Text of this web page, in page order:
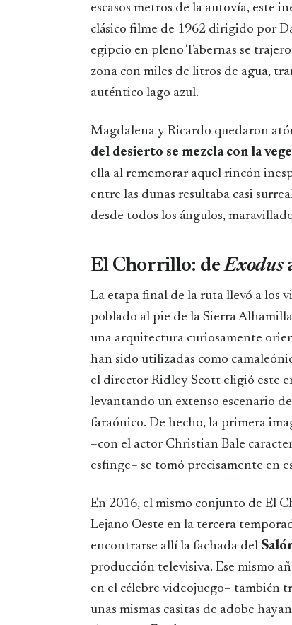
escasos metros de la autovía, este
clásico filme de 1962 dirigido por
egipcio en pleno Tabernas se
zona con miles de litros de agua,
auténtico lago azul.
Magdalena y Ricardo quedaron
del desierto se mezcla con la
ella al rememorar aquel rincón
entre las dunas resultaba casi
desde todos los ángulos,
El Chorrillo: deExodus
La etapa final de la ruta llevó a los
poblado al pie de la Sierra
una arquitectura curiosamente
han sido utilizadas como
el director Ridley Scott eligió este
levantando un extenso escenario
faraónico. De hecho, la primera
–con el actor Christian Bale
esfinge– se tomó precisamente en
En 2016, el mismo conjunto de El
Lejano Oeste en la tercera
encontrarse allí la fachada del
producción televisiva. Ese mismo
en el célebre videojuego– también
unas mismas casitas de adobe